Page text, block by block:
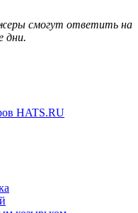
смогут ответить на
дни.